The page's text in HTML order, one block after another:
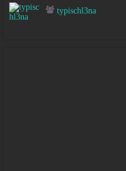
typischl3na